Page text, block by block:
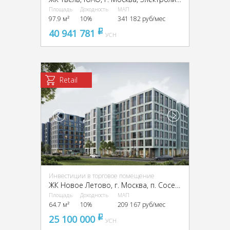
Площадь
97.9 м²
Доходность
10%
МАП
341 182 руб/мес
40 941 781 pуб
УСН
Retail
Инвестиции в торговое помещение
Площадь
64.7 м²
Доходность
10%
МАП
209 167 руб/мес
25 100 000 pуб
УСН